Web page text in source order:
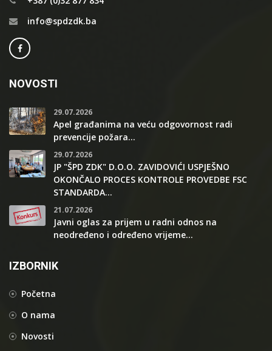
info@spdzdk.ba
NOVOSTI
29.07.2026
Apel građanima na veću odgovornost radi
prevencije požara...
29.07.2026
JP "ŠPD ZDK" D.O.O. ZAVIDOVIĆI USPJEŠNO
OKONČALO PROCES KONTROLE PROVEDBE FSC
STANDARDA...
21.07.2026
Javni oglas za prijem u radni odnos na
neodređeno i određeno vrijeme...
IZBORNIK
Početna
O nama
Novosti